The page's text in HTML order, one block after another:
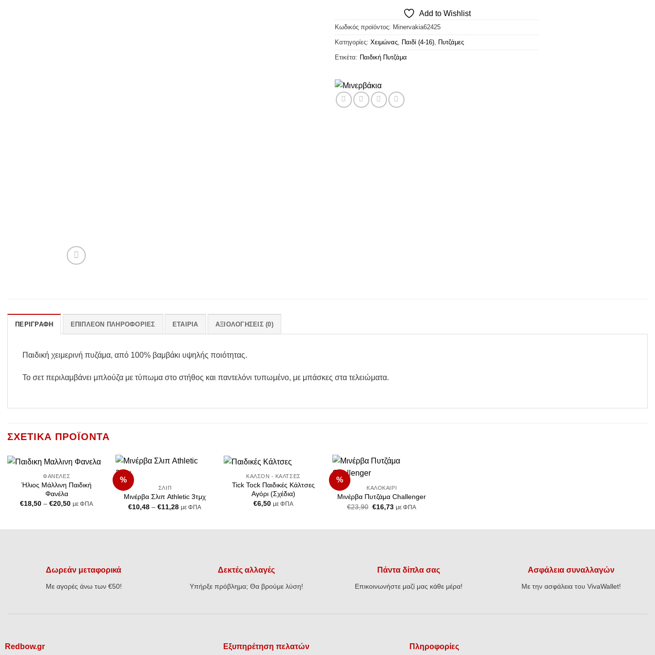
Add to Wishlist
Κωδικός προϊόντος: Minervakia62425
Κατηγορίες: Χειμώνας Παιδί (4-16) Πυτζάμες
Ετικέτα: Παιδική Πυτζάμα
ΠΕΡΙΓΡΑΦΉ ΕΠΙΠΛΈΟΝ ΠΛΗΡΟΦΟΡΊΕΣ ΕΤΑΙΡΊΑ ΑΞΙΟΛΟΓΉΣΕΙΣ (0)
Παιδική χειμερινή πυζάμα, από 100% βαμβάκι υψηλής ποιότητας.
Το σετ περιλαμβάνει μπλούζα με τύπωμα στο στήθος και παντελόνι τυπωμένο, με μπάσκες στα τελειώματα.
ΣΧΕΤΙΚΆ ΠΡΟΪΌΝΤΑ
Add to
Wishlist
+
ΦΑΝΈΛΕΣ
Ήλιος Μάλλινη Παιδική
Φανέλα
€18,50 – €20,50Price
€20,50
με ΦΠΑ
%
+
ΣΛΙΠ
Μινέρβα Σλιπ Athletic 3τμχ
€10,48 – €11,28Price
range:
με ΦΠΑ
Add to
Wishlist
+
ΚΑΛΣΌΝ - ΚΆΛΤΣΕΣ
Tick Tock Παιδικές Κάλτσες
Αγόρι (Σχέδια)
€6,50 με ΦΠΑ
%
+
ΚΑΛΟΚΑΊΡΙ
Μινέρβα Πυτζάμα Challenger
€23,90 Original
price
€16,73Η
τρέχουσα
με ΦΠΑ
Δωρεάν μεταφορικά
Με αγορές άνω των €50!
Δεκτές αλλαγές
Υπήρξε πρόβλημα; Θα βρούμε λύση!
Πάντα δίπλα σας
Επικοινωνήστε μαζί μας κάθε μέρα!
Ασφάλεια συναλλαγών
Με την ασφάλεια του VivaWallet!
Redbow.gr Εξυπηρέτηση πελατών Πληροφορίες